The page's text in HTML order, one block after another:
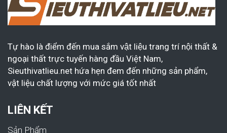
Tự hào là điểm đến mua sắm vật liệu trang trí nội thất &
ngoại thất trực tuyến hàng đầu Việt Nam,
Sieuthivatlieu.net hứa hẹn đem đến những sản phẩm,
vật liệu chất lượng với mức giá tốt nhất
LIÊN KẾT
Sản Phẩm